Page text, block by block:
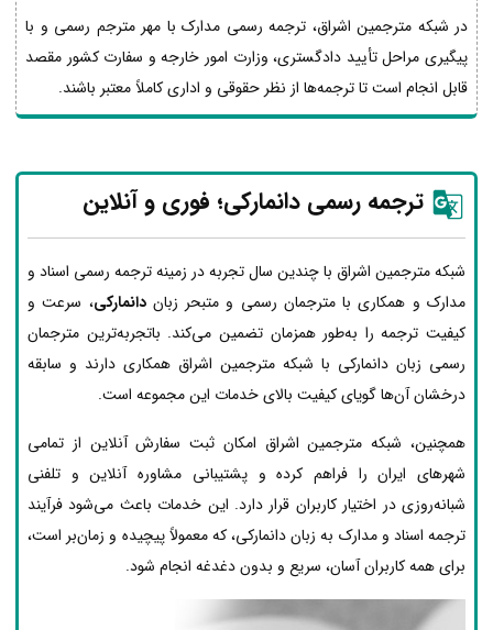
در شبکه مترجمین اشراق، ترجمه رسمی مدارک با مهر مترجم رسمی و با
پیگیری مراحل تأیید دادگستری، وزارت امور خارجه و سفارت کشور مقصد
قابل انجام است تا ترجمه‌ها از نظر حقوقی و اداری کاملاً معتبر باشند.
ترجمه رسمی دانمارکی؛ فوری و آنلاین
شبکه مترجمین اشراق با چندین سال تجربه در زمینه ترجمه رسمی اسناد و
مدارک و همکاری با مترجمان رسمی و متبحر زباندانمارکی، سرعت و
کیفیت ترجمه را به‌طور همزمان تضمین می‌کند. باتجربه‌ترین مترجمان
رسمی زبان دانمارکی با شبکه مترجمین اشراق همکاری دارند و سابقه
درخشان آن‌ها گویای کیفیت بالای خدمات این مجموعه است.
همچنین، شبکه مترجمین اشراق امکان ثبت سفارش آنلاین از تمامی
شهرهای ایران را فراهم کرده و پشتیبانی مشاوره آنلاین و تلفنی
شبانه‌روزی در اختیار کاربران قرار دارد. این خدمات باعث می‌شود فرآیند
ترجمه اسناد و مدارک به زبان دانمارکی، که معمولاً پیچیده و زمان‌بر است،
برای همه کاربران آسان، سریع و بدون دغدغه انجام شود.